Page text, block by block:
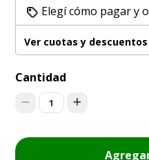
Elegí cómo pagar y
Ver cuotas y descuentos
Cantidad
1